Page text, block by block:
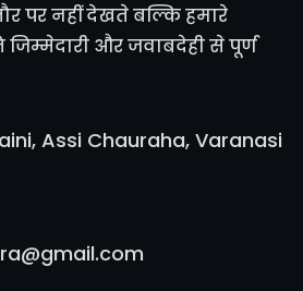
पर नहीं देखते बल्कि हमारे
और जवाबदेही से पूर्ण
Assi Chauraha, Varanasi